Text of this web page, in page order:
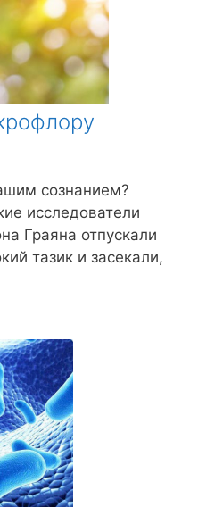
сознанием?
исследователи
Граяна отпускали
тазик и засекали,